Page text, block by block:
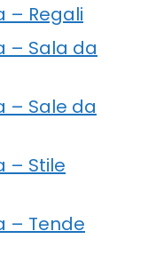
– Regali
– Sala da
– Sale da
– Stile
– Tende